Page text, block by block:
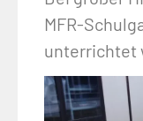
MFR-
unterrichtet